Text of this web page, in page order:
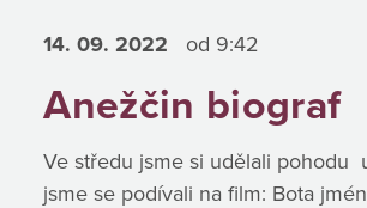
14. 09.2022 od 9:42
Anežčin biograf
Ve středu jsme si udělali pohodu
jsme se podívali na film: Bota